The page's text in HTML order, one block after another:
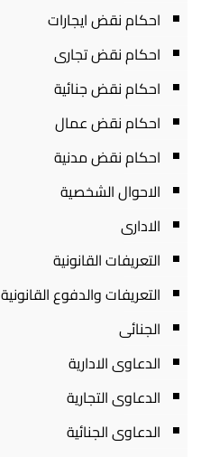
احكام نقض ايجارات
احكام نقض تجارى
احكام نقض جنائية
احكام نقض عمال
احكام نقض مدنية
الاحوال الشخصية
الادارى
التعريفات القانونية
التعريفات والدفوع القانونية
الجنائى
الدعاوى الادارية
الدعاوى التجارية
الدعاوى الجنائية